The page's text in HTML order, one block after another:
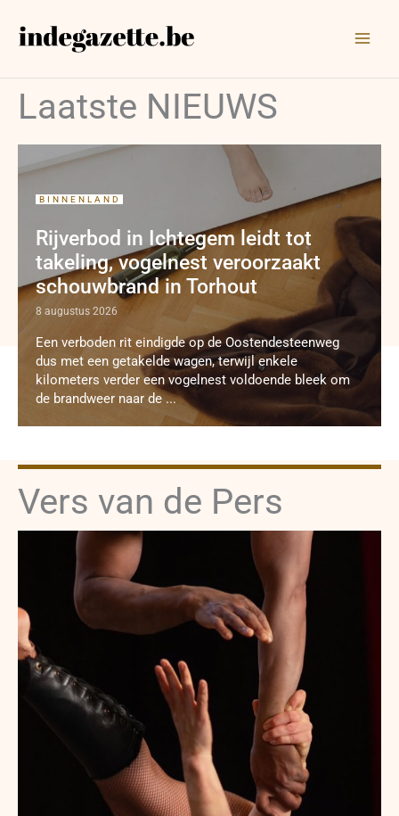
naar
Laatste NIEUWS
BINNENLAND
Rijverbod in Ichtegem leidt tot
takeling, vogelnest veroorzaakt
schouwbrand in Torhout
8 augustus 2026
Een verboden rit eindigde op de Oostendesteenweg
dus met een getakelde wagen, terwijl enkele
kilometers verder een vogelnest voldoende bleek om
de brandweer naar de ...
Vers van de Pers